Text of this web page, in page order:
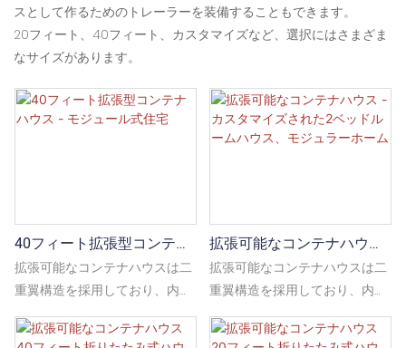
スとして作るためのトレーラーを装備することもできます。
20フィート、40フィート、カスタマイズなど、選択にはさまざま
なサイズがあります。
40フィート拡張型コンテナ
ハウス - モジュール式住宅
拡張可能なコンテナハウスは二
重翼構造を採用しており、内部
空間を拡張する必要がある場合
は、翼を展開することで、住宅
拡張可能なコンテナハウス -
カスタマイズされた2ベッド
ルームハウス、モジュラー
拡張可能なコンテナハウスは二
重翼構造を採用しており、内部
空間を拡張する必要がある場
合、翼を展開して家の使用可能